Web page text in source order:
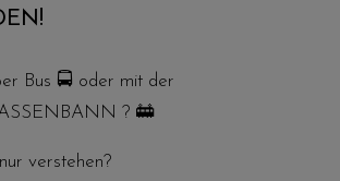
Bus 🚍 oder mit der
? 🚋
verstehen?